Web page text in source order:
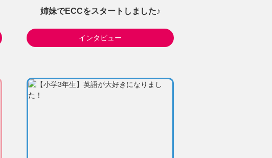
姉妹でECCをスタートしました♪
インタビュー